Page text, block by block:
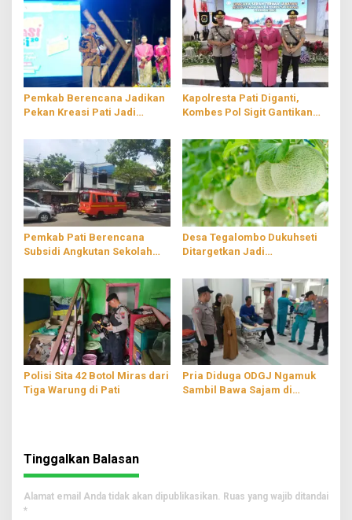
Pemkab Berencana Jadikan
Pekan Kreasi Pati Jadi
Kapolresta Pati Diganti,
Kombes Pol Sigit Gantikan
Pemkab Pati Berencana
Subsidi Angkutan Sekolah
Desa Tegalombo Dukuhseti
Ditargetkan Jadi
Modern
Polisi Sita 42 Botol Miras dari
Tiga Warung di Pati
Pria Diduga ODGJ Ngamuk
Sambil Bawa Sajam di
Tinggalkan Balasan
Alamat email Anda tidak akan dipublikasikan. Ruas yang wajib ditandai
*